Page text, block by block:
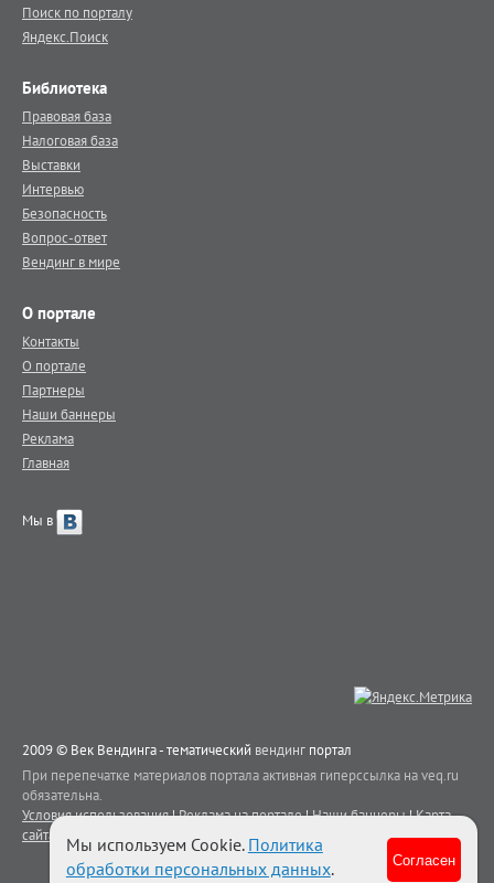
Поиск по порталу
Яндекс.Поиск
Библиотека
Правовая база
Налоговая база
Выставки
Интервью
Безопасность
Вопрос-ответ
Вендинг в мире
О портале
Контакты
О портале
Партнеры
Наши баннеры
Реклама
Главная
Мы в
2009 © Век Вендинга - тематический вендинг портал
При перепечатке материалов портала активная гиперссылка на veq.ru
обязательна.
Условия использования|Реклама на портале|Наши баннеры|Карта
сайта
Контакты
Мы используем Cookie. Политика
обработки персональных данных. Согласен